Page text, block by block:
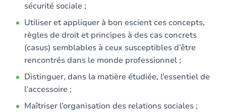
sécurité sociale ;
Utiliser et appliquer à bon escient ces concepts,
règles de droit et principes à des cas concrets
(casus) semblables à ceux susceptibles d’être
rencontrés dans le monde professionnel ;
Distinguer, dans la matière étudiée, l’essentiel de
l’accessoire ;
Maîtriser l’organisation des relations sociales ;